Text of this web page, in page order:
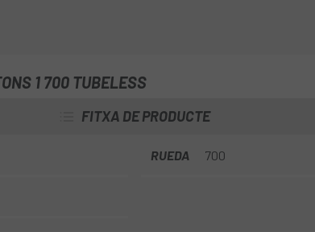
1 700 TUBELESS
FITXA DE PRODUCTE
RUEDA 700